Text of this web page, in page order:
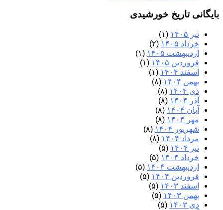
بایگانی تاریخ خورشیدی
تیر ۱۴۰۵
(۱)
خرداد ۱۴۰۵
(۲)
اردیبهشت ۱۴۰۵
(۱)
فروردین ۱۴۰۵
(۱)
اسفند ۱۴۰۴
(۱)
بهمن ۱۴۰۴
(۸)
دی ۱۴۰۴
(۸)
آذر ۱۴۰۴
(۸)
آبان ۱۴۰۴
(۸)
مهر ۱۴۰۴
(۸)
شهریور ۱۴۰۴
(۸)
مرداد ۱۴۰۴
(۸)
تیر ۱۴۰۴
(۵)
خرداد ۱۴۰۴
(۵)
اردیبهشت ۱۴۰۴
(۵)
فروردین ۱۴۰۴
(۵)
اسفند ۱۴۰۳
(۵)
بهمن ۱۴۰۳
(۵)
دی ۱۴۰۳
(۵)